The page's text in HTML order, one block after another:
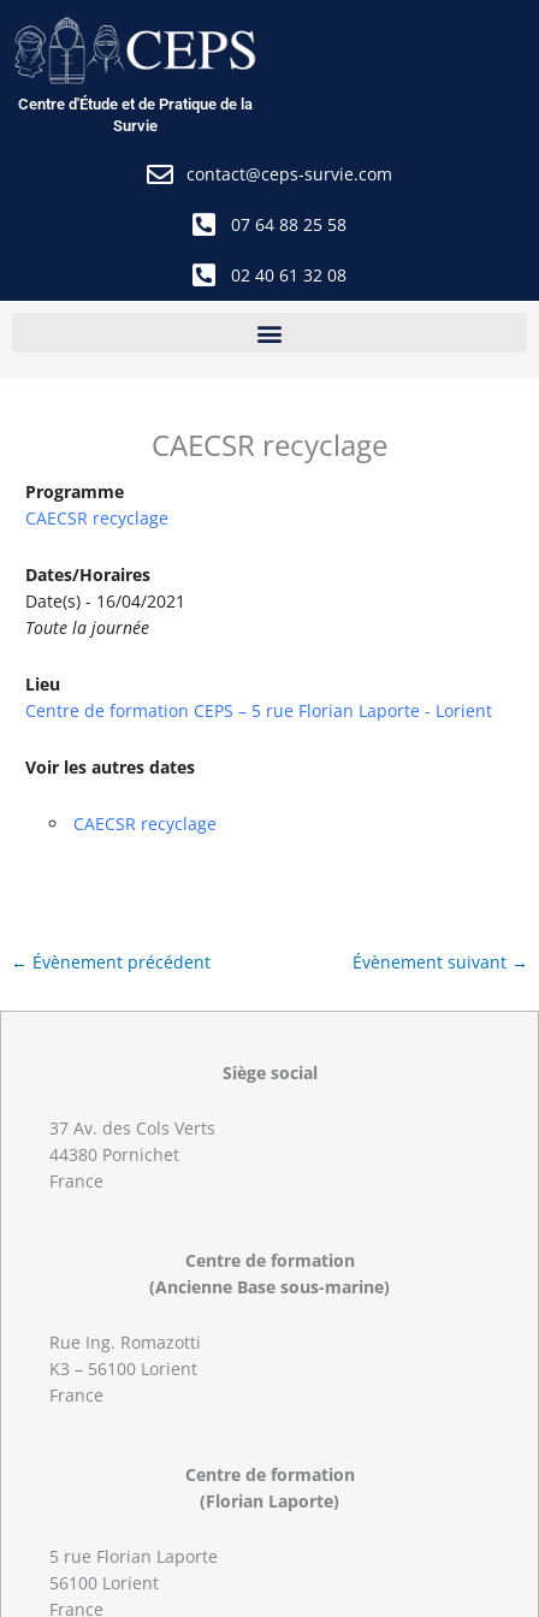
au
contenu
Centre d'Étude et de Pratique de la
Survie
contact@ceps-survie.com
07 64 88 25 58
02 40 61 32 08
CAECSR recyclage
Programme
CAECSR recyclage
Dates/Horaires
Date(s) - 16/04/2021
Toute la journée
Lieu
Centre de formation CEPS – 5 rue Florian Laporte - Lorient
Voir les autres dates
CAECSR recyclage
← Évènement précédent Évènement suivant →
Siège social
37 Av. des Cols Verts
44380 Pornichet
France
Centre de formation
(Ancienne Base sous-marine)
Rue Ing. Romazotti
K3 – 56100 Lorient
France
Centre de formation
(Florian Laporte)
5 rue Florian Laporte
56100 Lorient
France